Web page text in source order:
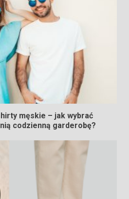
męskie – jak wybrać
codzienną garderobę?